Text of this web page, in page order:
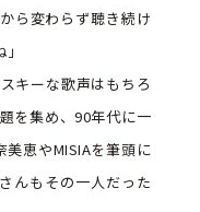
ら変わらず聴き続け
キーな歌声はもちろ
を集め、90年代に一
恵やMISIAを筆頭に
んもその一人だった